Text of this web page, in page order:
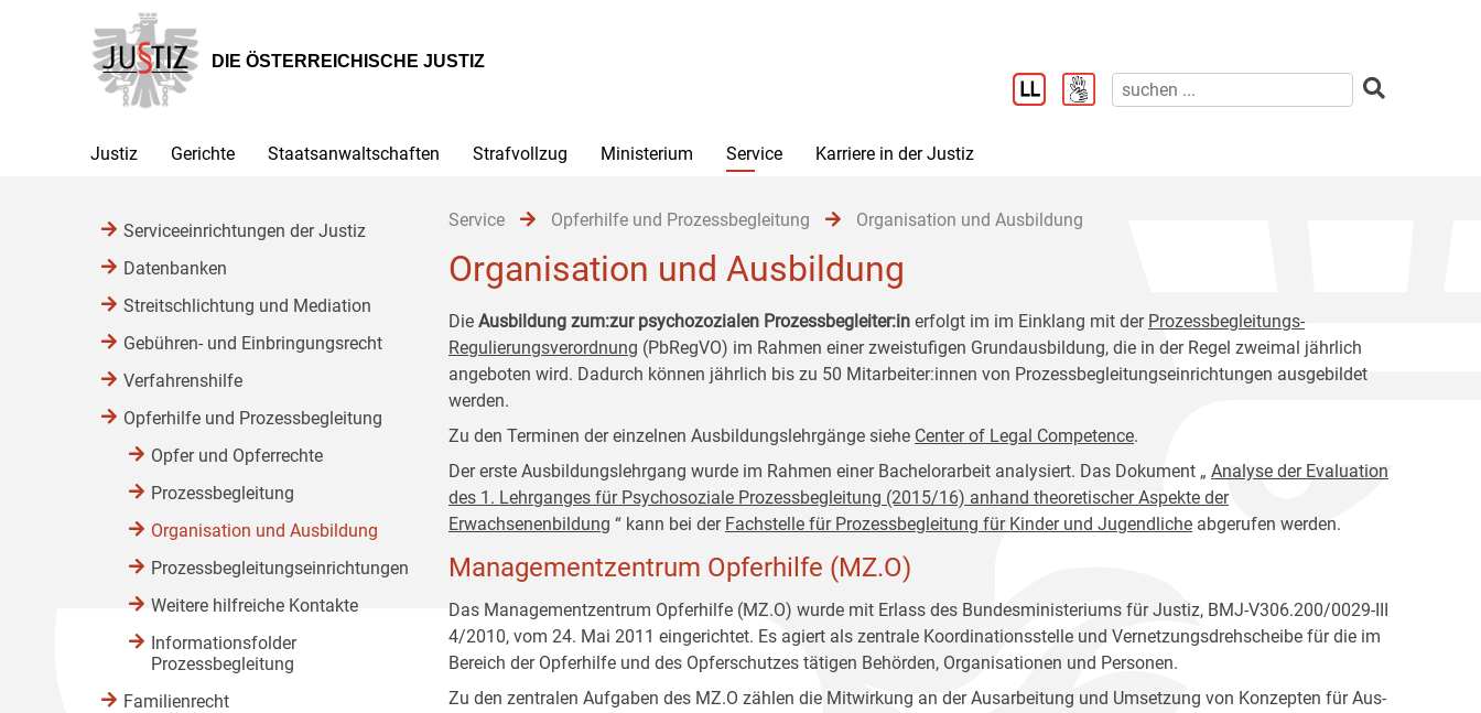
Hauptnavigation
[1]
Inhalt
[2]
Untermenü
[3]
DIE ÖSTERREICHISCHE JUSTIZ
Justiz Gerichte Staatsanwaltschaften Strafvollzug Ministerium Service Karriere in der Justiz
Service Opferhilfe und Prozessbegleitung Organisation und Ausbildung
Organisation und Ausbildung
Die Ausbildung zum:zur psychozozialen Prozessbegleiter:in erfolgt im im Einklang mit der Prozessbegleitungs-
Regulierungsverordnung (PbRegVO) im Rahmen einer zweistufigen Grundausbildung, die in der Regel zweimal jährlich
angeboten wird. Dadurch können jährlich bis zu 50 Mitarbeiter:innen von Prozessbegleitungseinrichtungen ausgebildet
werden.
Zu den Terminen der einzelnen Ausbildungslehrgänge siehe Center of Legal Competence.
Der erste Ausbildungslehrgang wurde im Rahmen einer Bachelorarbeit analysiert. Das Dokument „ Analyse der Evaluation
des 1. Lehrganges für Psychosoziale Prozessbegleitung (2015/16) anhand theoretischer Aspekte der
Erwachsenenbildung “ kann bei der Fachstelle für Prozessbegleitung für Kinder und Jugendliche abgerufen werden.
Managementzentrum Opferhilfe (MZ.O)
Das Managementzentrum Opferhilfe (MZ.O) wurde mit Erlass des Bundesministeriums für Justiz, BMJ-V306.200/0029-III
4/2010, vom 24. Mai 2011 eingerichtet. Es agiert als zentrale Koordinationsstelle und Vernetzungsdrehscheibe für die im
Bereich der Opferhilfe und des Opferschutzes tätigen Behörden, Organisationen und Personen.
Zu den zentralen Aufgaben des MZ.O zählen die Mitwirkung an der Ausarbeitung und Umsetzung von Konzepten für Aus-
Serviceeinrichtungen der Justiz
Datenbanken
Streitschlichtung und Mediation
Gebühren- und Einbringungsrecht
Verfahrenshilfe
Opferhilfe und Prozessbegleitung
Opfer und Opferrechte
Prozessbegleitung
Organisation und Ausbildung
Prozessbegleitungseinrichtungen
Weitere hilfreiche Kontakte
Informationsfolder
Prozessbegleitung
Familienrecht